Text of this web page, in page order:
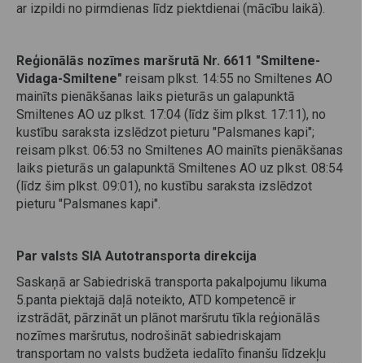
ar izpildi no pirmdienas līdz piektdienai (mācību laikā).
Reģionālās nozīmes maršrutā Nr. 6611 "Smiltene-
Vidaga-Smiltene" reisam plkst. 14:55 no Smiltenes AO
mainīts pienākšanas laiks pieturās un galapunktā
Smiltenes AO uz plkst. 17:04 (līdz šim plkst. 17:11), no
kustību saraksta izslēdzot pieturu "Palsmanes kapi";
reisam plkst. 06:53 no Smiltenes AO mainīts pienākšanas
laiks pieturās un galapunktā Smiltenes AO uz plkst. 08:54
(līdz šim plkst. 09:01), no kustību saraksta izslēdzot
pieturu "Palsmanes kapi".
Par valsts SIA Autotransporta direkcija
Saskaņā ar Sabiedriskā transporta pakalpojumu likuma
5.panta piektajā daļā noteikto, ATD kompetencē ir
izstrādāt, pārzināt un plānot maršrutu tīkla reģionālās
nozīmes maršrutus, nodrošināt sabiedriskajam
transportam no valsts budžeta iedalīto finanšu līdzekļu